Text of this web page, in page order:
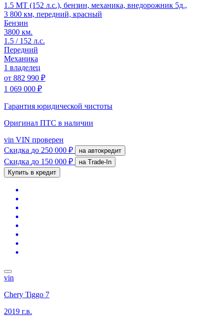
1.5 MT (152 л.с.), бензин, механика, внедорожник 5д.,
3 800 км, передний, красный
Бензин
3800 км.
1.5 / 152 л.с.
Передний
Механика
1 владелец
от 882 990 ₽
1 069 000 ₽
Гарантия юридической чистоты
Оригинал ПТС в наличии
vin VIN проверен
Скидка до 250 000 ₽ на автокредит
Скидка до 150 000 ₽
на Trade-In
Купить в кредит
vin
Chery Tiggo 7
2019 г.в.